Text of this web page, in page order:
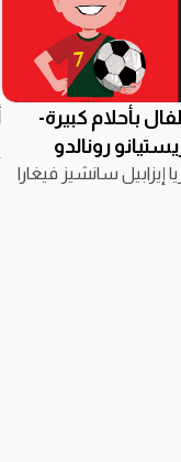
بأحلام كبيرة-
رونالدو
إيزابيل سانشيز فيغارا